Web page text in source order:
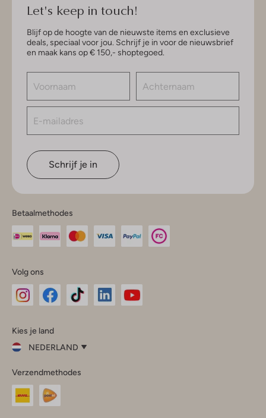
Let's keep in touch!
Blijf op de hoogte van de nieuwste items en exclusieve
deals, speciaal voor jou. Schrijf je in voor de nieuwsbrief
en maak kans op € 150,- shoptegoed.
Schrijf je in
Betaalmethodes
Volg ons
InstagramFacebook
Kies je land
NEDERLAND
je
land
Nederland
Verzendmethodes